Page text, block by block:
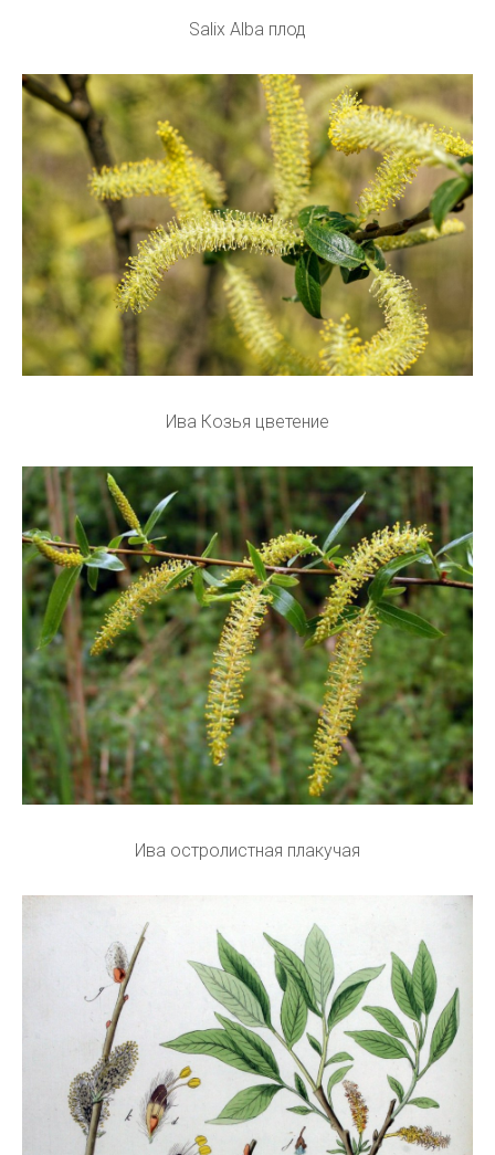
Salix Alba плод
Ива Козья цветение
Ива остролистная плакучая